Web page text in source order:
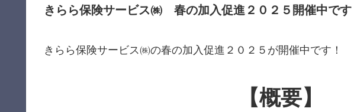
きらら保険サービス㈱ 春の加入促進２０２５開催中です
きらら保険サービス㈱の春の加入促進２０２５が開催中です！
【概要】